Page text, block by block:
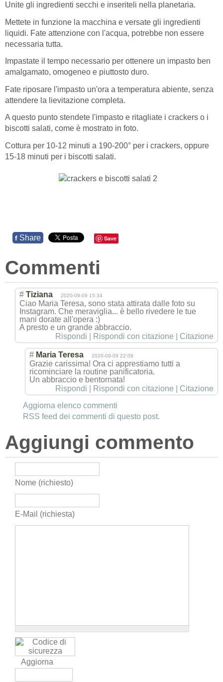
Unite gli ingredienti secchi e inseriteli nella planetaria.
Mettete in funzione la macchina e versate gli ingredienti
liquidi. Fate attenzione con l'acqua, potrebbe non essere
necessaria tutta.
Impastate il tempo necessario per ottenere un impasto ben
amalgamato, omogeneo e piuttosto duro.
Fate riposare l'impasto un'ora a temperatura abiente, senza
attendere la lievitazione completa.
A questo punto stendete l'impasto e ritagliate i crackers o i
biscotti salati, come è mostrato in foto.
Cottura per 10-12 minuti a 190-200° per i crackers, oppure
15-18 minuti per i biscotti salati.
f Share Save
Commenti
# Tiziana 2020-09-09 15:34
Ciao Maria Teresa, sono stata attirata dalle foto su
Instagram. Che meraviglia... è bello rivedere le tue
mani dorate all'opera :)
A presto e un grande abbraccio.
Rispondi
Rispondi con citazione Citazione
# Maria Teresa 2020-09-09 22:08
Grazie carissima! Ora ci apprestiamo tutti a
ricominciare la routine panificatoria.
Un abbraccio e bentornata!
Rispondi
Rispondi con citazione
Citazione
Aggiorna elenco commenti
RSS feed dei commenti di questo post.
Aggiungi commento
Nome (richiesto)
E-Mail (richiesta)
Aggiorna